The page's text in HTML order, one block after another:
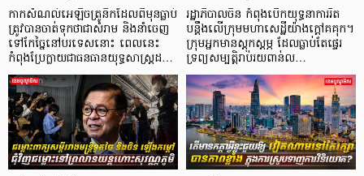
កាក​សំណល់​អេឡិច​ត្រូនិកដែល​ពីមុនធ្លាប់​
ត្រូវបានចាត់ទុកថាជាសំរាម និងនាំចេញ
ទៅកែច្នៃនៅបរទេស​នោះ ពេលនេះ
កំពុងប្រែក្លាយជាធនធានយុទ្ធសាស្ត្រដ…
រដ្ឋាភិបាលចិន កំពុងបើកយុទ្ធនាការរឹត
បន្តឹងលើក្រុមមហាសេដ្ឋី​យ៉ាង​ក្ដៅគគុក។
​ក្រុមអ្នកមានស្ដុកស្ដម្ភ ដែល​ធ្លាប់​តែផ្ទេរ
ទ្រព្យសម្បត្តិរាប់រយពាន់ល…